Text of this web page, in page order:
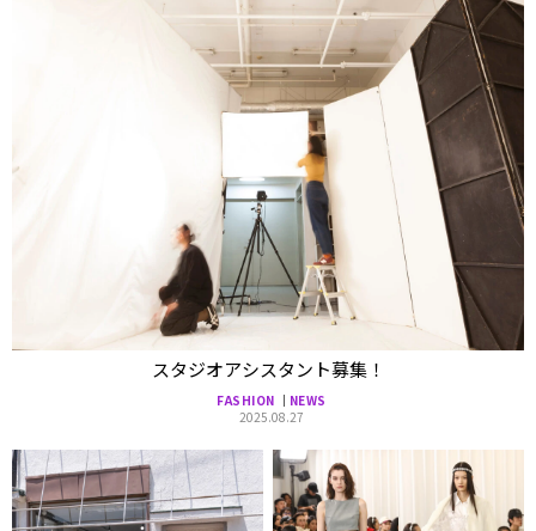
スタジオアシスタント募集！
FASHION
NEWS
2025.08.27